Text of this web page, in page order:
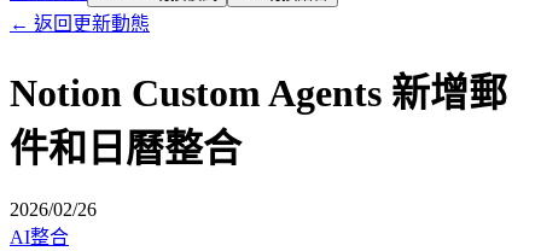
← 返回更新動態
Notion Custom Agents 新增郵
件和日曆整合
2026/02/26
AI整合